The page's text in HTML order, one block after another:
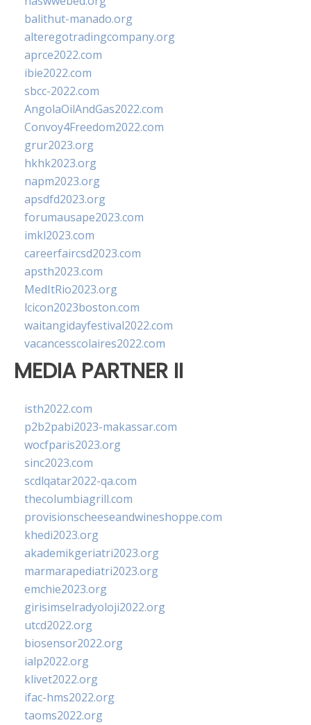
balithut-manado.org
alteregotradingcompany.org
aprce2022.com
ibie2022.com
sbcc-2022.com
AngolaOilAndGas2022.com
Convoy4Freedom2022.com
grur2023.org
hkhk2023.org
napm2023.org
apsdfd2023.org
forumausape2023.com
imkl2023.com
careerfaircsd2023.com
apsth2023.com
MedItRio2023.org
lcicon2023boston.com
waitangidayfestival2022.com
vacancesscolaires2022.com
MEDIA PARTNER II
isth2022.com
p2b2pabi2023-makassar.com
wocfparis2023.org
sinc2023.com
scdlqatar2022-qa.com
thecolumbiagrill.com
provisionscheeseandwineshoppe.com
khedi2023.org
akademikgeriatri2023.org
marmarapediatri2023.org
emchie2023.org
girisimselradyoloji2022.org
utcd2022.org
biosensor2022.org
ialp2022.org
klivet2022.org
ifac-hms2022.org
taoms2022.org